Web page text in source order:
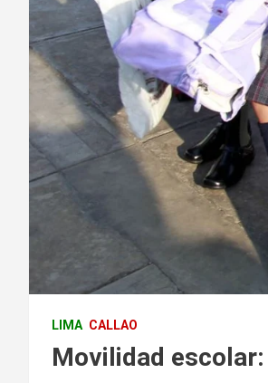
LIMA CALLAO
Movilidad